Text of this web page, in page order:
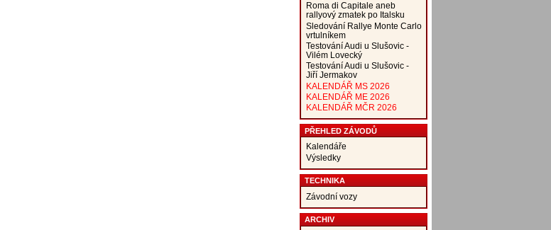
Roma di Capitale aneb
rallyový zmatek po Italsku
Sledování Rallye Monte Carlo
vrtulníkem
Testování Audi u Slušovic -
Vilém Lovecký
Testování Audi u Slušovic -
Jiří Jermakov
KALENDÁŘ MS 2026
KALENDÁŘ ME 2026
KALENDÁŘ MČR 2026
PŘEHLED ZÁVODŮ
Kalendáře
Výsledky
TECHNIKA
Závodní vozy
ARCHIV